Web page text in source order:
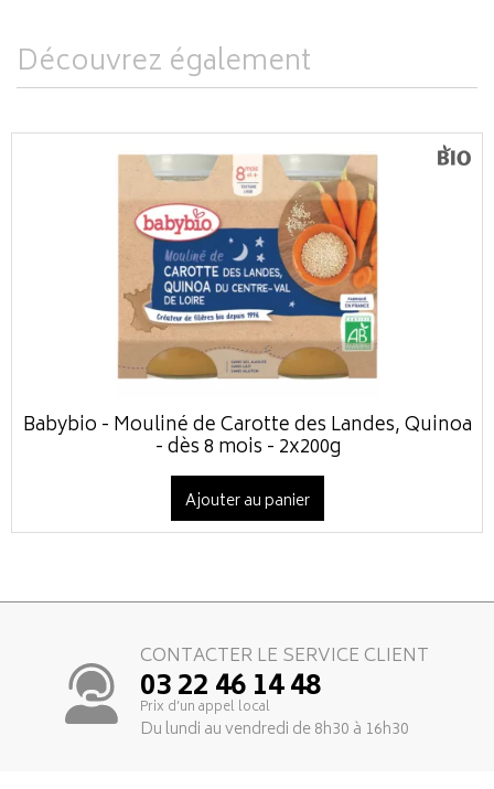
Découvrez également
Babybio - Mouliné de Carotte des Landes, Quinoa
- dès 8 mois - 2x200g
Ajouter au panier
CONTACTER LE SERVICE CLIENT
03 22 46 14 48
Prix d’un appel local
Du lundi au vendredi de 8h30 à 16h30